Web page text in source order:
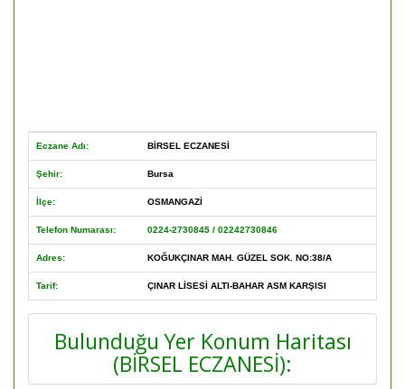
Eczane Adı: BİRSEL ECZANESİ
Şehir: Bursa
İlçe: OSMANGAZİ
Telefon Numarası: 0224-2730845 / 02242730846
Adres: KOĞUKÇINAR MAH. GÜZEL SOK. NO:38/A
Tarif: ÇINAR LİSESİ ALTI-BAHAR ASM KARŞISI
Bulunduğu Yer Konum Haritası
(BİRSEL ECZANESİ):